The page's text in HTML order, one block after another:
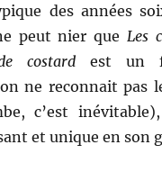
des années
peut nier queLes
costard est un
ne reconnait pas
c’est
et unique en son